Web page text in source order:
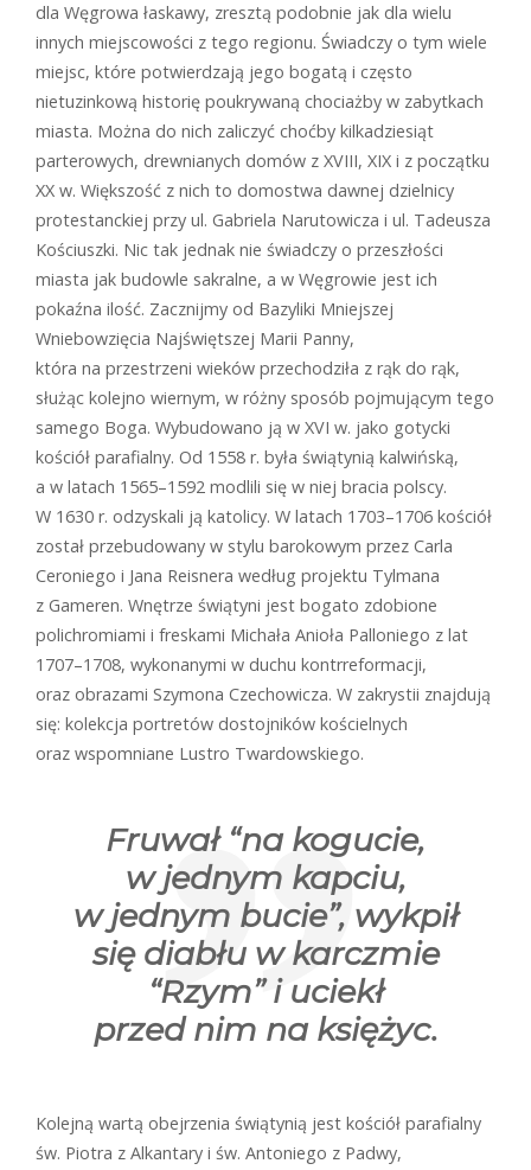
dla Węgrowa łaskawy, zresztą podobnie jak dla wielu
innych miejscowości z tego regionu. Świadczy o tym wiele
miejsc, które potwierdzają jego bogatą i często
nietuzinkową historię poukrywaną chociażby w zabytkach
miasta. Można do nich zaliczyć choćby kilkadziesiąt
parterowych, drewnianych domów z XVIII, XIX i z początku
XX w. Większość z nich to domostwa dawnej dzielnicy
protestanckiej przy ul. Gabriela Narutowicza i ul. Tadeusza
Kościuszki. Nic tak jednak nie świadczy o przeszłości
miasta jak budowle sakralne, a w Węgrowie jest ich
pokaźna ilość. Zacznijmy od Bazyliki Mniejszej
Wniebowzięcia Najświętszej Marii Panny,
która na przestrzeni wieków przechodziła z rąk do rąk,
służąc kolejno wiernym, w różny sposób pojmującym tego
samego Boga. Wybudowano ją w XVI w. jako gotycki
kościół parafialny. Od 1558 r. była świątynią kalwińską,
a w latach 1565–1592 modlili się w niej bracia polscy.
W 1630 r. odzyskali ją katolicy. W latach 1703–1706 kościół
został przebudowany w stylu barokowym przez Carla
Ceroniego i Jana Reisnera według projektu Tylmana
z Gameren. Wnętrze świątyni jest bogato zdobione
polichromiami i freskami Michała Anioła Palloniego z lat
1707–1708, wykonanymi w duchu kontrreformacji,
oraz obrazami Szymona Czechowicza. W zakrystii znajdują
się: kolekcja portretów dostojników kościelnych
oraz wspomniane Lustro Twardowskiego.
Fruwał “na kogucie,
w jednym kapciu,
w jednym bucie”, wykpił
się diabłu w karczmie
“Rzym” i uciekł
przed nim na księżyc.
Kolejną wartą obejrzenia świątynią jest kościół parafialny
św. Piotra z Alkantary i św. Antoniego z Padwy,